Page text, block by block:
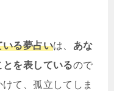
いる夢占いは、 あな
を表しているので
て、孤立してしま